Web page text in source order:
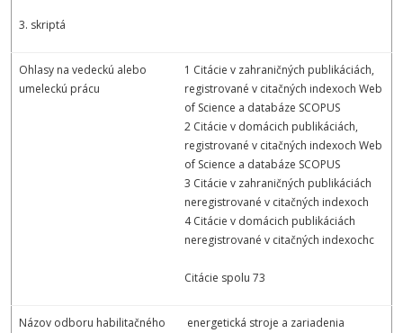
3. skriptá
Ohlasy na vedeckú alebo
umeleckú prácu
1 Citácie v zahraničných publikáciách,
registrované v citačných indexoch Web
of Science a databáze SCOPUS
2 Citácie v domácich publikáciách,
registrované v citačných indexoch Web
of Science a databáze SCOPUS
3 Citácie v zahraničných publikáciách
neregistrované v citačných indexoch
4 Citácie v domácich publikáciách
neregistrované v citačných indexochc
Citácie spolu 73
Názov odboru habilitačného
energetická stroje a zariadenia